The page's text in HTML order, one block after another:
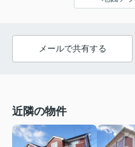
メールで共有する
近隣の物件